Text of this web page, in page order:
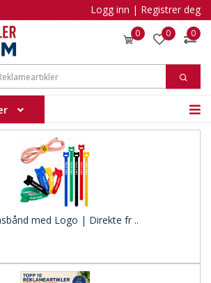
Logg inn | Registrer deg
0 0 0
med Logo | Direkte fr ..